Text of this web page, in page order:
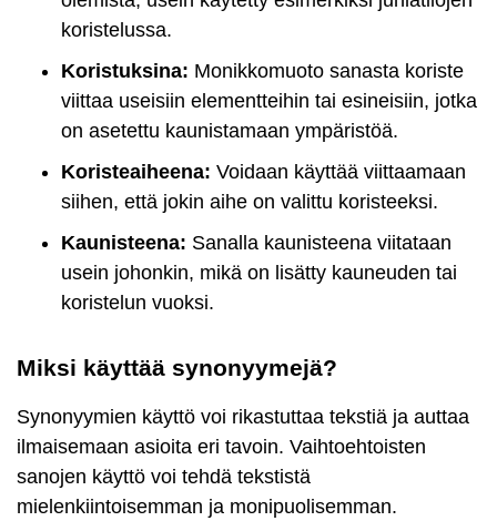
koristelussa.
Koristuksina: Monikkomuoto sanasta koriste
viittaa useisiin elementteihin tai esineisiin, jotka
on asetettu kaunistamaan ympäristöä.
Koristeaiheena: Voidaan käyttää viittaamaan
siihen, että jokin aihe on valittu koristeeksi.
Kaunisteena: Sanalla kaunisteena viitataan
usein johonkin, mikä on lisätty kauneuden tai
koristelun vuoksi.
Miksi käyttää synonyymejä?
Synonyymien käyttö voi rikastuttaa tekstiä ja auttaa
ilmaisemaan asioita eri tavoin. Vaihtoehtoisten
sanojen käyttö voi tehdä tekstistä
mielenkiintoisemman ja monipuolisemman.